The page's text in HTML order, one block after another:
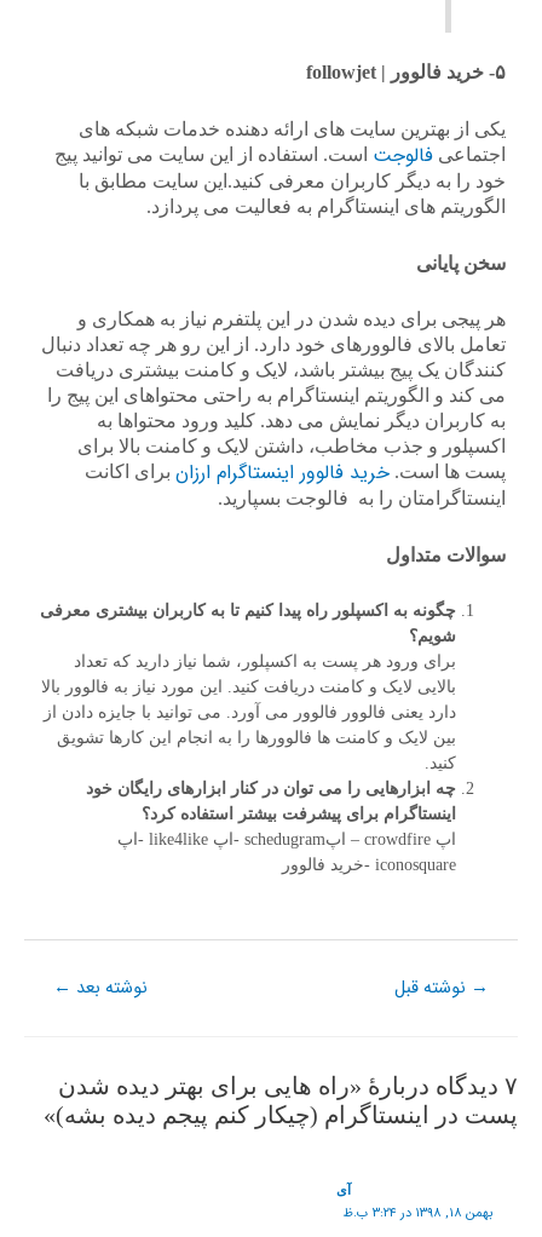
۵- خرید فالوور | followjet
یکی از بهترین سایت های ارائه دهنده خدمات شبکه های
اجتماعی فالوجت است. استفاده از این سایت می توانید پیج
خود را به دیگر کاربران معرفی کنید.این سایت مطابق با
الگوریتم های اینستاگرام به فعالیت می پردازد.
سخن پایانی
هر پیجی برای دیده شدن در این پلتفرم نیاز به همکاری و
تعامل بالای فالوورهای خود دارد. از این رو هر چه تعداد دنبال
کنندگان یک پیج بیشتر باشد، لایک و کامنت بیشتری دریافت
می کند و الگوریتم اینستاگرام به راحتی محتواهای این پیج را
به کاربران دیگر نمایش می دهد. کلید ورود محتواها به
اکسپلور و جذب مخاطب، داشتن لایک و کامنت بالا برای
پست ها است. خرید فالوور اینستاگرام ارزان برای اکانت
اینستاگرامتان را به فالوجت بسپارید.
سوالات متداول
چگونه به اکسپلور راه پیدا کنیم تا به کاربران بیشتری معرفی
شویم؟
برای ورود هر پست به اکسپلور، شما نیاز دارید که تعداد
بالایی لایک و کامنت دریافت کنید. این مورد نیاز به فالوور بالا
دارد یعنی فالوور فالوور می آورد. می توانید با جایزه دادن از
بین لایک و کامنت ها فالوورها را به انجام این کارها تشویق
کنید.
چه ابزارهایی را می توان در کنار ابزارهای رایگان خود
اینستاگرام برای پیشرفت بیشتر استفاده کرد؟
اپ crowdfire – اپschedugram -اپ like4like -اپ
iconosquare -خرید فالوور
→ نوشته قبل نوشته بعد ←
۷ دیدگاه دربارهٔ «راه هایی برای بهتر دیده شدن
پست در اینستاگرام (چیکار کنم پیجم دیده بشه)»
آی
بهمن ۱۸, ۱۳۹۸ در ۳:۲۴ ب.ظ